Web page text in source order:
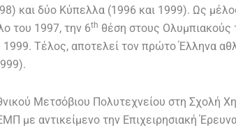
και δύο Κύπελλα (1996 και 1999). Ως
του 1997, την 6th θέση στους Ολυμπιακούς
Τέλος, αποτελεί τον πρώτο Έλληνα
Μετσόβιου Πολυτεχνείου στη Σχολή
με αντικείμενο την Επιχειρησιακή